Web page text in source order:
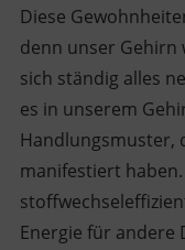
Diese
denn unser
sich ständig alles
es in unserem
Handlungsmuster,
manifestiert
Energie für andere